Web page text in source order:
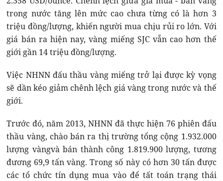
trong nước tăng lên mức cao chưa từng có là hơn 3
triệu đồng/lượng, khiến người mua chịu rủi ro lớn. Với
giá bán ra hiện nay, vàng miếng SJC vẫn cao hơn thế
giới gần 14 triệu đồng/lượng.
Việc NHNN đấu thầu vàng miếng trở lại được kỳ vọng
sẽ dần kéo giảm chênh lệch giá vàng trong nước và thế
giới.
Trước đó, năm 2013, NHNN đã thực hiện 76 phiên đấu
thầu vàng, chào bán ra thị trường tổng cộng 1.932.000
lượng vàngvà bán thành công 1.819.900 lượng, tương
đương 69,9 tấn vàng. Trong số này có hơn 30 tấn được
các tổ chức tín dụng mua vào để tất toán trạng thái